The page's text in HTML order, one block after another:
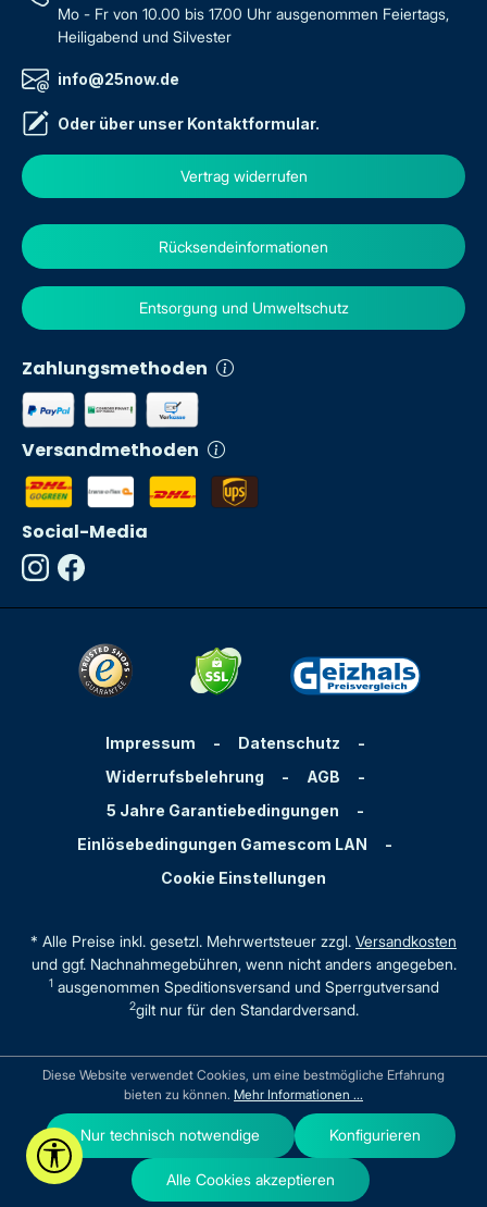
Mo - Fr von 10.00 bis 17.00 Uhr ausgenommen Feiertags,
Heiligabend und Silvester
info@25now.de
Oder über unser Kontaktformular.
Vertrag widerrufen
Zahlungsmethoden
Versandmethoden
Rücksendeinformationen
Entsorgung und Umweltschutz
Social-Media
Impressum - Datenschutz
-
Widerrufsbelehrung
- AGB
-
5 Jahre Garantiebedingungen
-
Einlösebedingungen Gamescom LAN
-
Cookie Einstellungen
* Alle Preise inkl. gesetzl. Mehrwertsteuer zzgl. Versandkosten
und ggf. Nachnahmegebühren, wenn nicht anders angegeben.
1ausgenommen Speditionsversand und Sperrgutversand
2gilt nur für den Standardversand.
Werkzeugleiste anzeigen
Diese Website verwendet Cookies, um eine bestmögliche Erfahrung
bieten zu können. Mehr Informationen ...
Nur technisch notwendige Konfigurieren
Alle Cookies akzeptieren